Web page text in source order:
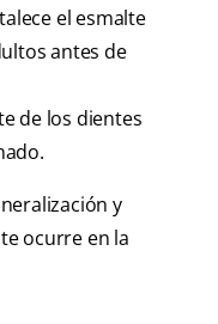
el esmalte
antes de
de los dientes
y
ocurre en la